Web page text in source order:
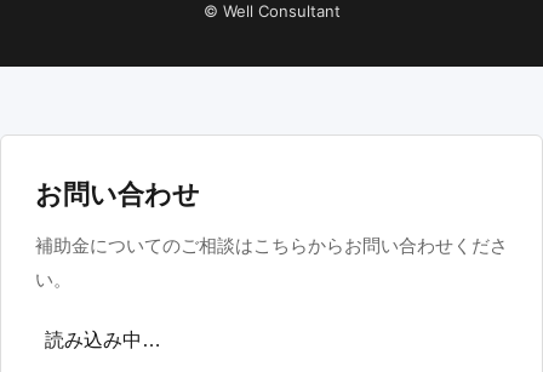
© Well Consultant
お問い合わせ
補助金についてのご相談はこちらからお問い合わせくださ
い。